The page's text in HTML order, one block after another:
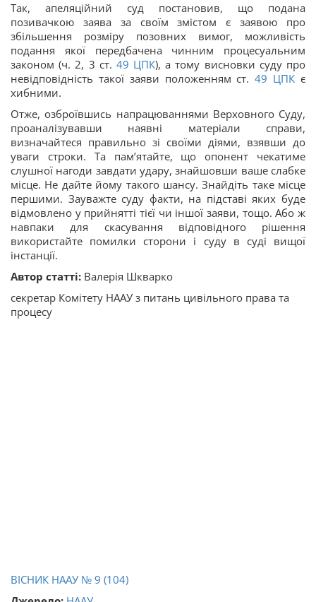
Так, апеляційний суд постановив, що подана
позивачкою заява за своїм змістом є заявою про
збільшення розміру позовних вимог, можливість
подання якої передбачена чинним процесуальним
законом (ч. 2, 3 ст. 49 ЦПК), а тому висновки суду про
невідповідність такої заяви положенням ст. 49 ЦПК є
хибними.
Отже, озброївшись напрацюваннями Верховного Суду,
проаналізувавши наявні матеріали справи,
визначайтеся правильно зі своїми діями, взявши до
уваги строки. Та пам’ятайте, що опонент чекатиме
слушної нагоди завдати удару, знайшовши ваше слабке
місце. Не дайте йому такого шансу. Знайдіть таке місце
першими. Зауважте суду факти, на підставі яких буде
відмовлено у прийнятті тієї чи іншої заяви, тощо. Або ж
навпаки для скасування відповідного рішення
використайте помилки сторони і суду в суді вищої
інстанції.
Автор статті: Валерія Шкварко
секретар Комітету НААУ з питань цивільного права та
процесу
ВІСНИК НААУ № 9 (104)